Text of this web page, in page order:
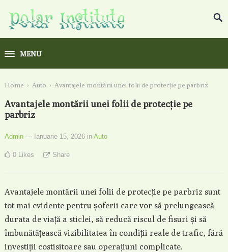
MENU
Home › Auto › Avantajele montării unei folii de protecție pe parbriz
Avantajele montării unei folii de protecție pe
parbriz
Admin — Ianuarie 15, 2026 in Auto
0 Likes Share
Avantajele montării unei folii de protecție pe parbriz sunt
tot mai evidente pentru șoferii care vor să prelungească
durata de viață a sticlei, să reducă riscul de fisuri și să
îmbunătățească vizibilitatea în condiții reale de trafic, fără
investiții costisitoare sau operațiuni complicate.